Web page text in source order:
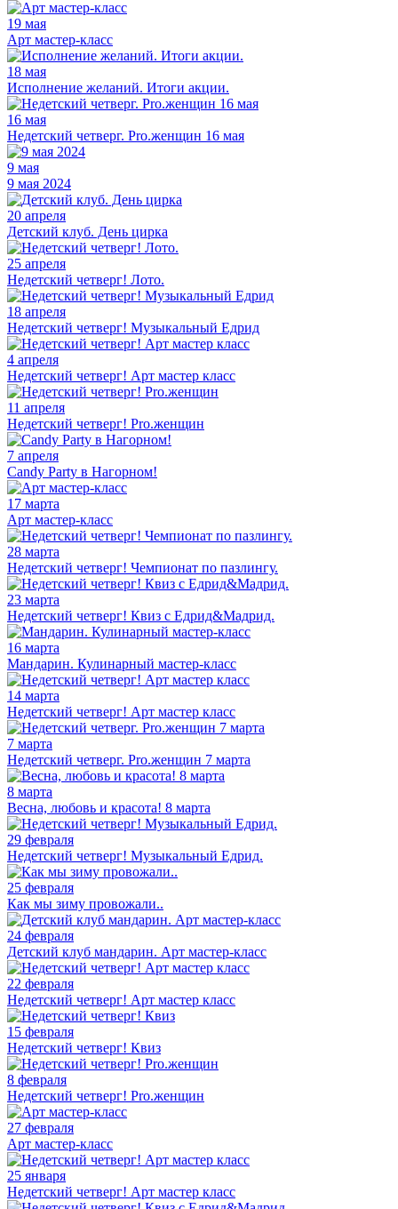
19 мая
Арт мастер-класс
18 мая
Исполнение желаний. Итоги акции.
16 мая
Недетский четверг. Pro.женщин 16 мая
9 мая
9 мая 2024
20 апреля
Детский клуб. День цирка
25 апреля
Недетский четверг! Лото.
18 апреля
Недетский четверг! Музыкальный Едрид
4 апреля
Недетский четверг! Арт мастер класс
11 апреля
Недетский четверг! Pro.женщин
7 апреля
Candy Party в Нагорном!
17 марта
Арт мастер-класс
28 марта
Недетский четверг! Чемпионат по пазлингу.
23 марта
Недетский четверг! Квиз с Едрид&Мадрид.
16 марта
Мандарин. Кулинарный мастер-класс
14 марта
Недетский четверг! Арт мастер класс
7 марта
Недетский четверг. Pro.женщин 7 марта
8 марта
Весна, любовь и красота! 8 марта
29 февраля
Недетский четверг! Музыкальный Едрид.
25 февраля
Как мы зиму провожали..
24 февраля
Детский клуб мандарин. Арт мастер-класс
22 февраля
Недетский четверг! Арт мастер класс
15 февраля
Недетский четверг! Квиз
8 февраля
Недетский четверг! Pro.женщин
27 февраля
Арт мастер-класс
25 января
Недетский четверг! Арт мастер класс